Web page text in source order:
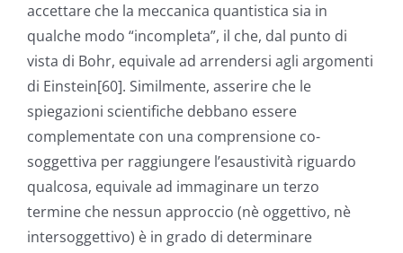
accettare che la meccanica quantistica sia in
qualche modo “incompleta”, il che, dal punto di
vista di Bohr, equivale ad arrendersi agli argomenti
di Einstein[60]. Similmente, asserire che le
spiegazioni scientifiche debbano essere
complementate con una comprensione co-
soggettiva per raggiungere l’esaustività riguardo
qualcosa, equivale ad immaginare un terzo
termine che nessun approccio (nè oggettivo, nè
intersoggettivo) è in grado di determinare